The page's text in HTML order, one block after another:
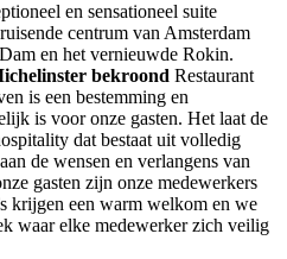
en sensationeel suite
centrum van Amsterdam
en het vernieuwde Rokin.
bekroond Restaurant
is een bestemming en
is voor onze gasten. Het laat de
dat bestaat uit volledig
de wensen en verlangens van
gasten zijn onze medewerkers
krijgen een warm welkom en we
waar elke medewerker zich veilig